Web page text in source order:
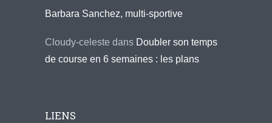
Barbara Sanchez, multi-sportive
Cloudy-celeste dans Doubler son temps
de course en 6 semaines : les plans
LIENS